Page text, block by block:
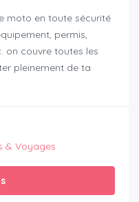
moto en toute sécurité
permis,
on couvre toutes les
pleinement de ta
& Voyages